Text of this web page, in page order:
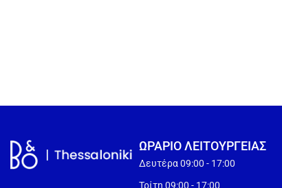
ΩΡΑΡΙΟ ΛΕΙΤΟΥΡΓEΙΑΣ
Δευτέρα 09:00 - 17:00
Τρίτη 09:00 - 17:00